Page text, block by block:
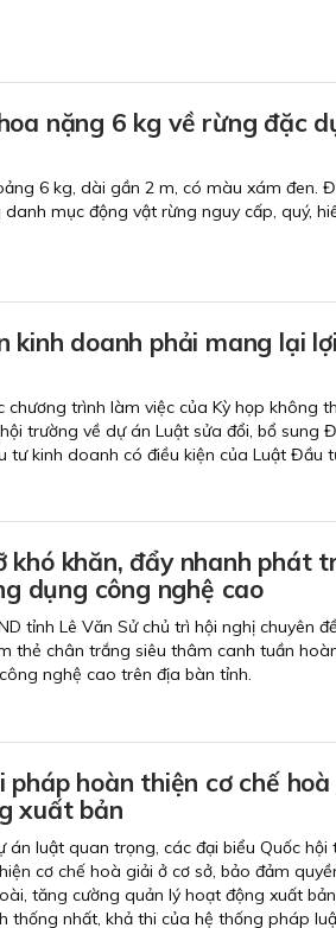
nặng 6 kg về rừng đặc
6 kg, dài gần 2 m, có màu xám đen.
mục động vật rừng nguy cấp, quý,
kinh doanh phải mang lại
chương trình làm việc của Kỳ họp không
trường về dự án Luật sửa đổi, bổ sung
tư kinh doanh có điều kiện của Luật Đầu
khăn, đẩy nhanh phát
dụng công nghệ cao
tỉnh Lê Văn Sử chủ trì hội nghị chuyên
thẻ chân trắng siêu thâm canh tuần
nghệ cao trên địa bàn tỉnh.
hoàn thiện cơ chế
xuất bản
án luật quan trọng, các đại biểu Quốc
cơ chế hoà giải ở cơ sở, bảo đảm
tăng cường quản lý hoạt động xuất
thống nhất, khả thi của hệ thống pháp